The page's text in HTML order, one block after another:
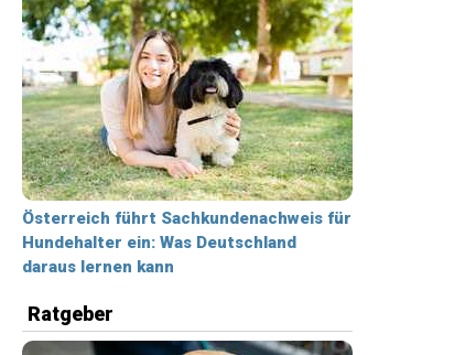
Österreich führt Sachkundenachweis für
Hundehalter ein: Was Deutschland
daraus lernen kann
Ratgeber